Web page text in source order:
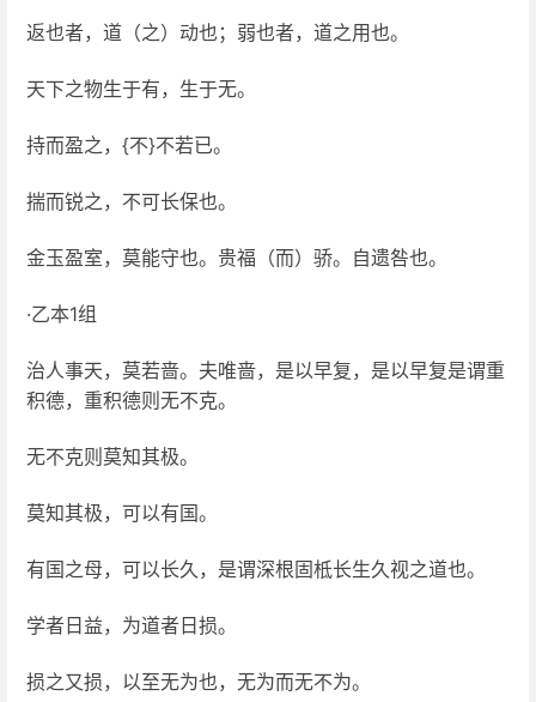
返也者，道（之）动也；弱也者，道之用也。
天下之物生于有，生于无。
持而盈之，{不}不若已。
揣而锐之，不可长保也。
金玉盈室，莫能守也。贵福（而）骄。自遗咎也。
·乙本1组
治人事天，莫若啬。夫唯啬，是以早复，是以早复是谓重
积德，重积德则无不克。
无不克则莫知其极。
莫知其极，可以有国。
有国之母，可以长久，是谓深根固柢长生久视之道也。
学者日益，为道者日损。
损之又损，以至无为也，无为而无不为。